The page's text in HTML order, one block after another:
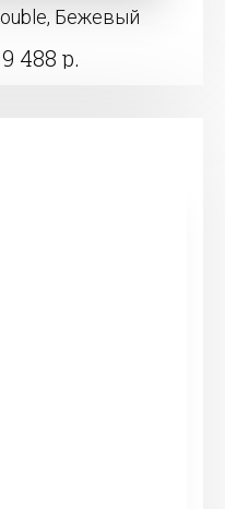
Бежевый
9 488 р.